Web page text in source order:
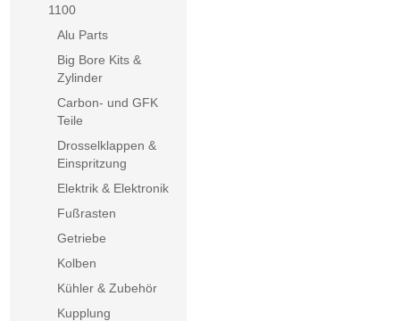
1100
Alu Parts
Big Bore Kits &
Zylinder
Carbon- und GFK
Teile
Drosselklappen &
Einspritzung
Elektrik & Elektronik
Fußrasten
Getriebe
Kolben
Kühler & Zubehör
Kupplung